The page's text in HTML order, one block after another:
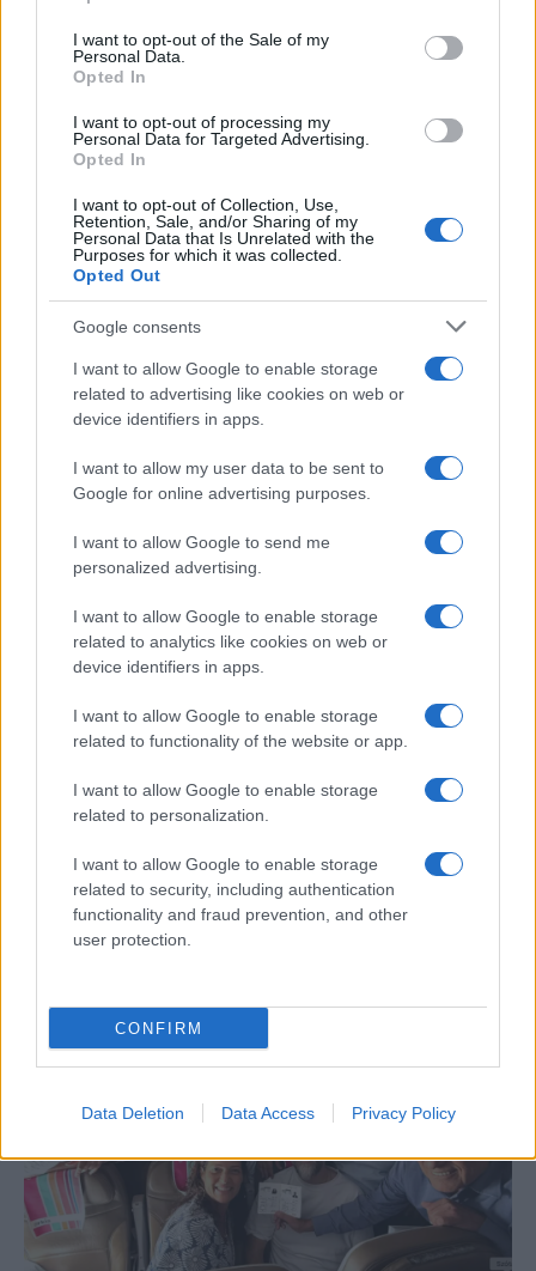
use your data for below specified purposes in below Google
consent section.
I want to opt-out of the Sale of my
Personal Data.
Opted In
I want to opt-out of processing my
Personal Data for Targeted Advertising.
Opted In
I want to opt-out of Collection, Use,
Retention, Sale, and/or Sharing of my
Personal Data that Is Unrelated with the
Purposes for which it was collected.
Opted Out
Google consents
I want to allow Google to enable storage
related to advertising like cookies on web or
device identifiers in apps.
I want to allow my user data to be sent to
Google for online advertising purposes.
I want to allow Google to send me
personalized advertising.
I want to allow Google to enable storage
related to analytics like cookies on web or
device identifiers in apps.
I want to allow Google to enable storage
related to functionality of the website or app.
I want to allow Google to enable storage
related to personalization.
I want to allow Google to enable storage
related to security, including authentication
functionality and fraud prevention, and other
user protection.
CONFIRM
Data Deletion Data Access Privacy Policy
és távhőszolgáltatás, üzemanyagok árát, az
utóbbi három hónap átlagát véve alapul. A
rendkívüli állapot idején az egészségügyi
intézmények versenyvizsga nélkül
felvehetnek új alkalmazottakat, a hatóságok
lezárhatják az országhatárokat, elrendelhetik
a közúti, vasúti, légi és vízi közlekedés
korlátozását – tette hozzá az államfő.
Iohannis köszönetet mondott a koronavírus-
járvánnyal fáradhatatlanul küzdő orvosoknak
és egészségügyi alkalmazottaknak,
polgártársaihoz, hogy a társadalmi
érintkezéseiket a minimálisra csökkentve
segítsék a járvány terjedésének
megfékezését.
A rendkívüli állapot bevezetéséről szóló
rendelet azonnal hatályba lépett, de öt napon
belül a parlamentnek is jóvá kell hagynia.
Tényleg egy kínai laborból szabadult